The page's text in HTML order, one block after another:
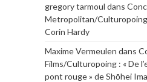
gregory tarmoul dans
Metropolitan/Culturopoing
Corin Hardy
Maxime Vermeulen dans
Films/Culturopoing : « De
pont rouge » de Shōhei